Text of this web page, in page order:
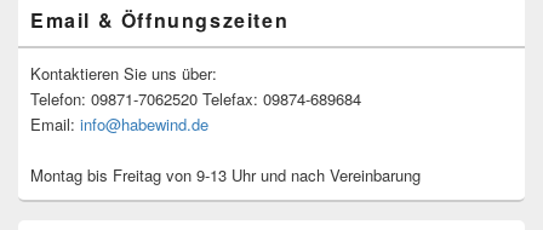
Email & Öffnungszeiten
Kontaktieren Sie uns über:
Telefon: 09871-7062520 Telefax: 09874-689684
Email: info@habewind.de
Montag bis Freitag von 9-13 Uhr und nach Vereinbarung